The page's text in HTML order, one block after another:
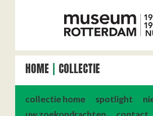
HOME COLLECTIE
collectie home spotlight